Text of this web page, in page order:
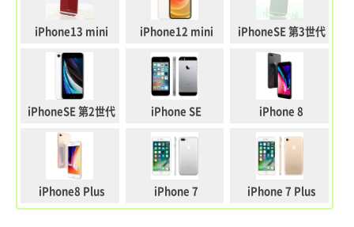
iPhone13 mini iPhone12 mini iPhoneSE 第3世代
iPhoneSE 第2世代 iPhone SE iPhone 8
iPhone8 Plus iPhone 7 iPhone 7 Plus